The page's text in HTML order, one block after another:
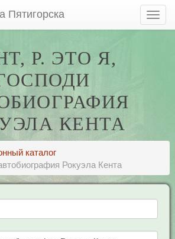
Пятигорска
Р. ЭТО Я,
КЕНТА
каталог
Рокуэла Кента